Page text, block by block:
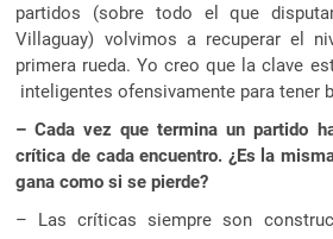
partidos (sobre todo el que
Villaguay) volvimos a recuperar el
primera rueda. Yo creo que la clave
inteligentes ofensivamente para tener
– Cada vez que termina un partido
crítica de cada encuentro. ¿Es la
gana como si se pierde?
– Las críticas siempre son